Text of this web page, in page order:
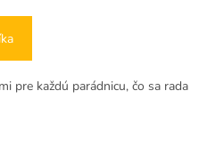
pre každú parádnicu, čo sa rada